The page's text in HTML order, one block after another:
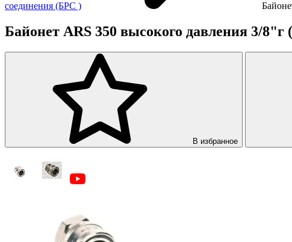
соединения (БРС )
Байонет ARS 350 высокого давления 3/8"г
В избранное